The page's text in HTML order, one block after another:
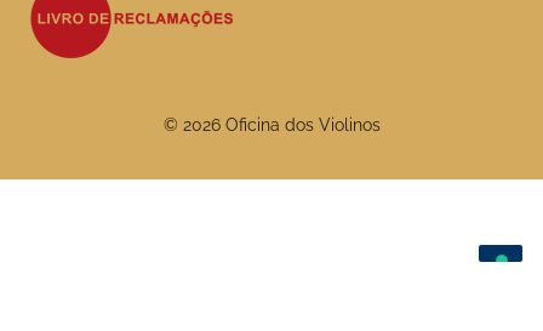
© 2026 Oficina dos Violinos